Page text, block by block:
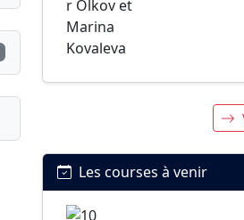
Les courses à venir